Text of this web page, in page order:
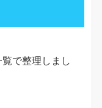
で整理しまし